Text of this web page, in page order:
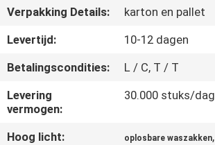
VRAAG
OFFERTE
SITEMAP
Verpakking Details:
karton en pallet
Levertijd:
10-12 dagen
Betalingscondities:
L / C, T / T
Levering
vermogen:
30.000 stuks/dag
Hoog licht: oplosbare waszakken,